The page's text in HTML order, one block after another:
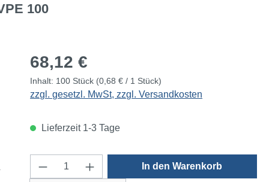
100
Regulärer Preis:
68,12 €
Inhalt: 100 Stück (0,68 € / 1 Stück)
zzgl. gesetzl. MwSt, zzgl. Versandkosten
Lieferzeit 1-3 Tage
Produkt Anzahl: Gib den
In den Warenkorb